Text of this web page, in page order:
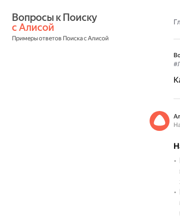
с Алисой
Примеры ответов Поиска с Алисой